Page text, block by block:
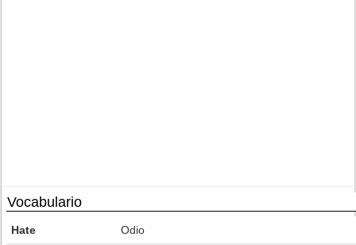
Vocabulario
Hate Odio